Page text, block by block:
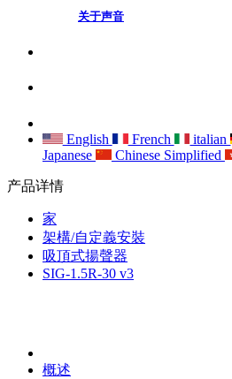
关于声音
English
French italian
Japanese
Chinese Simplified
产品详情
家
架構/自定義安裝
吸頂式揚聲器
SIG-1.5R-30 v3
概述